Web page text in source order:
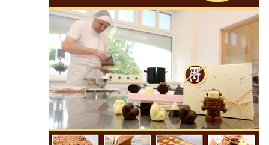
Socha žáby u rybníčku na Náměstí v
Kamenném Újezdě
Pamětní kámen družebních obcí Kamenný
Újezd a Krauchthal v parku na Náměstí v
Kamenném Újezdě
Socha na náměstí J. V. Kamarýta ve
Velešíně
Pomník J. V. Kamarýta v Krumlovské ulici ve
Velešíně